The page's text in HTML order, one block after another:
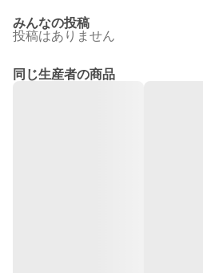
みんなの投稿
投稿はありません
同じ生産者の商品